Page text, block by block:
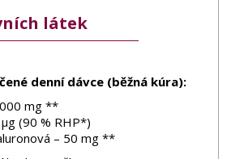
látek
denní dávce (běžná kúra):
mg **
(90 % RHP*)
– 50 mg **